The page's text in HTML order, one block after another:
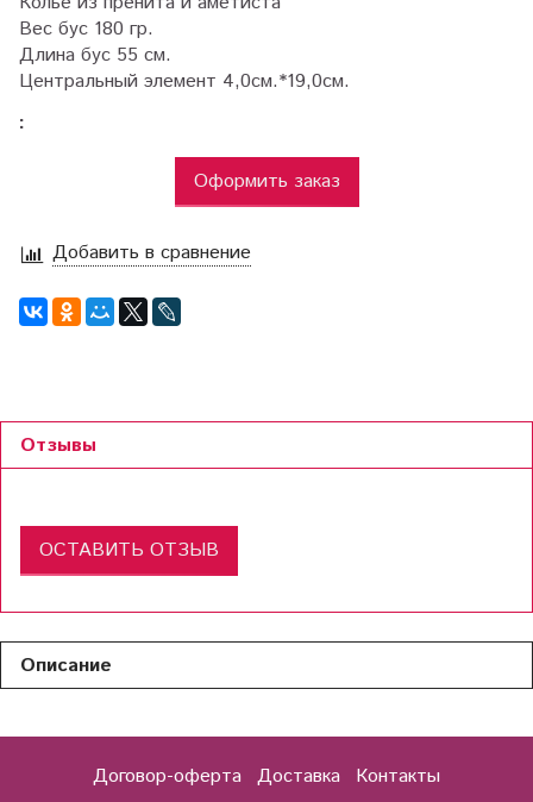
Вес бус 180 гр.
Длина бус 55 см.
Центральный элемент 4,0см.*19,0см.
:
Оформить заказ
Добавить в сравнение
Отзывы
ОСТАВИТЬ ОТЗЫВ
Описание
Договор-оферта Доставка Контакты